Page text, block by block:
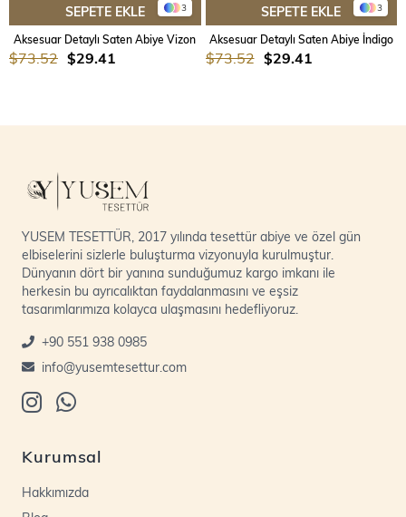
3
SEPETE EKLE
Aksesuar Detaylı Saten Abiye Vizon
$29.41
$73.52
3
SEPETE EKLE
Aksesuar Detaylı Saten Abiye İndigo
$29.41
$73.52
YUSEM TESETTÜR, 2017 yılında tesettür abiye ve özel gün
elbiselerini sizlerle buluşturma vizyonuyla kurulmuştur.
Dünyanın dört bir yanına sunduğumuz kargo imkanı ile
herkesin bu ayrıcalıktan faydalanmasını ve eşsiz
tasarımlarımıza kolayca ulaşmasını hedefliyoruz.
+90 551 938 0985
info@yusemtesettur.com
Kurumsal
Hakkımızda